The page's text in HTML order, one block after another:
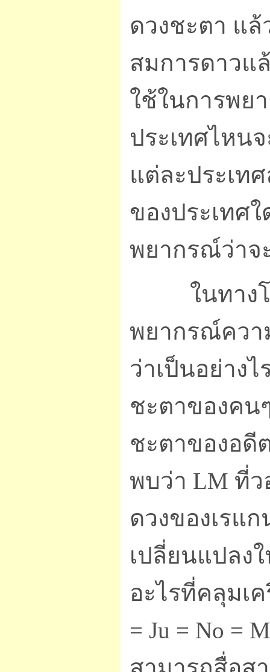
ดวงชะตา แ
สมการดาวแ
ใช้ในการพย
ประเทศไหน
แต่ละประเท
ของประเทศ
พยากรณ์ว่าจ
ในทางโห
พยากรณ์ควา
ว่าเป็นอย่าง
ชะตาของคน
ชะตาของอดี
พบว่า LM ที่ว
ดวงของเรแ
เปลี่ยนแปลง
อะไรที่คลุมเ
= Ju = No =